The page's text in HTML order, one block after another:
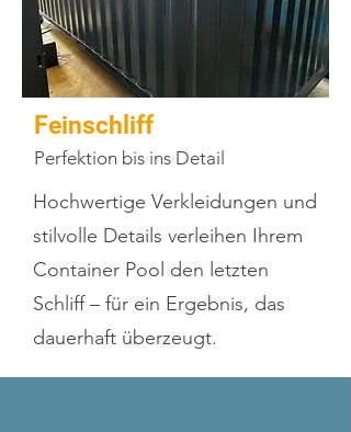
Feinschliff
Perfektion bis ins Detail
Hochwertige Verkleidungen und
stilvolle Details verleihen Ihrem
Container Pool den letzten
Schliff – für ein Ergebnis, das
dauerhaft überzeugt.